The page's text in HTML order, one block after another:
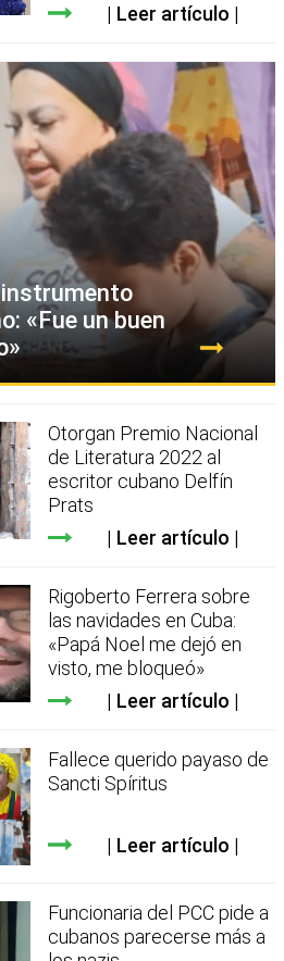
Leer artículo
instrumento
«Fue un buen
Otorgan Premio Nacional
de Literatura 2022 al
escritor cubano Delfín
Prats
Leer artículo
Rigoberto Ferrera sobre
las navidades en Cuba:
«Papá Noel me dejó en
visto, me bloqueó»
Leer artículo
Fallece querido payaso de
Sancti Spíritus
Leer artículo
Funcionaria del PCC pide a
cubanos parecerse más a